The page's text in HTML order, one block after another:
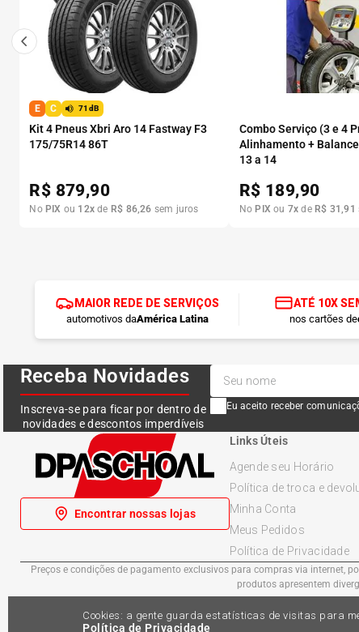
Cookies: a gente guarda estatísticas de visitas para
Política de Privacidade
E C 71dB
Kit 4 Pneus Xbri Aro 14 Fastway F3
175/75R14 86T
R$ 879,90
No PIX ou 12x de R$ 86,26 sem juros
Combo Serviço (3 e 4
Alinhamento +
13 a 14
R$ 189,90
No PIX ou 7x de R$ 31 ,91
MAIOR REDE DE SERVIÇOS
automotivos daAmérica Latina
ATÉ 10X
nos cartões de
Receba Novidades
Inscreva-se para ficar por dentro de
novidades e descontos imperdíveis
Eu aceito receber
Encontrar nossas lojas
Links Úteis
Agende seu Horário
Política de troca e
Minha Conta
Meus Pedidos
Política de Privacidade
Preços e condições de pagamento exclusivos para compras via internet,
produtos apresentem